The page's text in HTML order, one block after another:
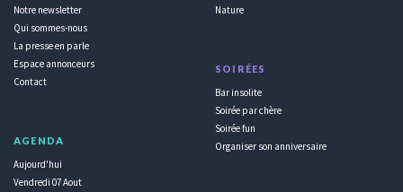
Notre newsletter
Qui sommes-nous
La presse en parle
Espace annonceurs
Contact
AGENDA
Aujourd'hui
Vendredi 07 Aout
Nature
SOIRÉES
Bar insolite
Soirée par chère
Soirée fun
Organiser son anniversaire